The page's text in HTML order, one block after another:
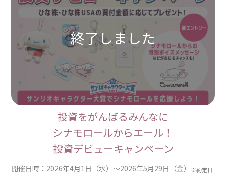
投資をがんばるみんなに
シナモロールからエール！
投資デビューキャンペーン
開催日時：2026年4月1日（水）～2026年5月29日（金）
※約定日